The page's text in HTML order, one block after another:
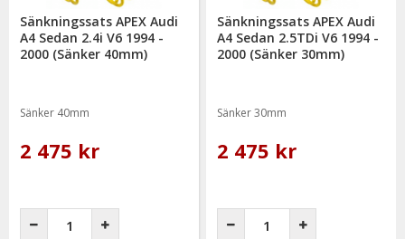
Sänkningssats APEX Audi
A4 Sedan 2.4i V6 1994 -
2000 (Sänker 40mm)
Sänker 40mm
2 475 kr
Sänkningssats APEX Audi
A4 Sedan 2.5TDi V6 1994 -
2000 (Sänker 30mm)
Sänker 30mm
2 475 kr